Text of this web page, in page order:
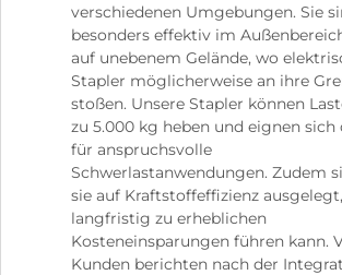
verschiedenen Umgebungen. Sie
besonders effektiv im
auf unebenem Gelände, wo
Stapler möglicherweise an ihre
stoßen. Unsere Stapler können
zu 5.000 kg heben und eignen sich
für anspruchsvolle
Schwerlastanwendungen. Zudem
sie auf Kraftstoffeffizienz
langfristig zu erheblichen
Kosteneinsparungen führen kann.
Kunden berichten nach der